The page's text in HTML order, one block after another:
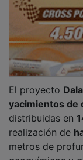
yacimientos de
distribuidas en
realización de
metros de
geoquímicos y